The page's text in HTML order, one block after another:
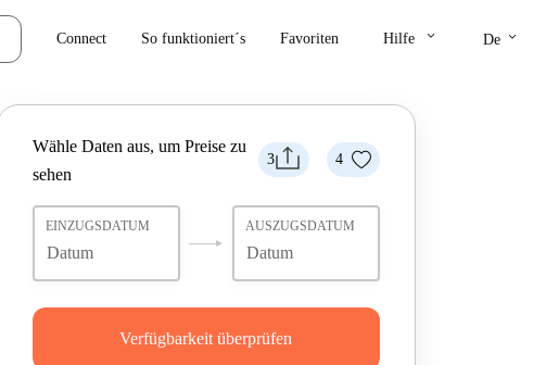
Connect So funktioniert´s Favoriten Hilfe keyboard_arrow_down De keyboard_arrow_down
3 4
Wähle Daten aus, um Preise zu
sehen
EINZUGSDATUM AUSZUGSDATUM
Verfügbarkeit überprüfen